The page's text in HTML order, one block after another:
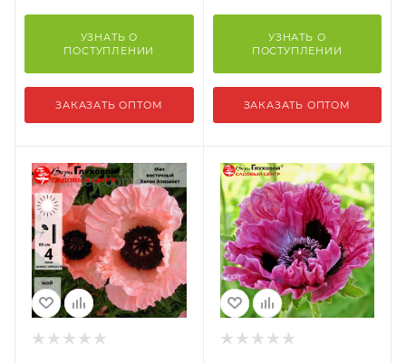
УЗНАТЬ О
ПОСТУПЛЕНИИ
ЗАКАЗАТЬ ОПТОМ
УЗНАТЬ О
ПОСТУПЛЕНИИ
ЗАКАЗАТЬ ОПТОМ